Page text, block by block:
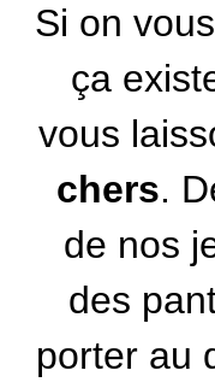
Si on
ça
vous
chers.
de nos
des
porter au